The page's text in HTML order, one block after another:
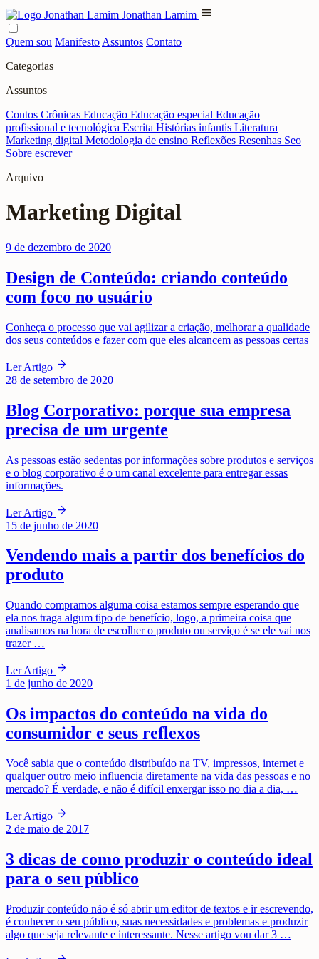
Jonathan Lamim menu
Quem sou Manifesto Assuntos Contato
Categorias
Assuntos
Contos Crônicas Educação Educação especial Educação
profissional e tecnológica Escrita Histórias infantis Literatura
Marketing digital Metodologia de ensino Reflexões Resenhas Seo
Sobre escrever
Arquivo
Marketing Digital
9 de dezembro de 2020
Design de Conteúdo: criando conteúdo
com foco no usuário
Conheça o processo que vai agilizar a criação, melhorar a qualidade
dos seus conteúdos e fazer com que eles alcancem as pessoas certas
Ler Artigo arrow_forward
28 de setembro de 2020
Blog Corporativo: porque sua empresa
precisa de um urgente
As pessoas estão sedentas por informações sobre produtos e serviços
e o blog corporativo é o um canal excelente para entregar essas
informações.
Ler Artigo arrow_forward
15 de junho de 2020
Vendendo mais a partir dos benefícios do
produto
Quando compramos alguma coisa estamos sempre esperando que
ela nos traga algum tipo de benefício, logo, a primeira coisa que
analisamos na hora de escolher o produto ou serviço é se ele vai nos
trazer …
Ler Artigo arrow_forward
1 de junho de 2020
Os impactos do conteúdo na vida do
consumidor e seus reflexos
Você sabia que o conteúdo distribuído na TV, impressos, internet e
qualquer outro meio influencia diretamente na vida das pessoas e no
mercado? É verdade, e não é difícil enxergar isso no dia a dia, …
Ler Artigo arrow_forward
2 de maio de 2017
3 dicas de como produzir o conteúdo ideal
para o seu público
Produzir conteúdo não é só abrir um editor de textos e ir escrevendo,
é conhecer o seu público, suas necessidades e problemas e produzir
algo que seja relevante e interessante. Nesse artigo vou dar 3 …